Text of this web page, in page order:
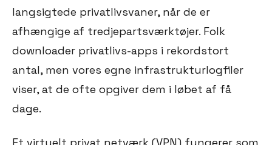
langsigtede privatlivsvaner, når de er
afhængige af tredjepartsværktøjer. Folk
downloader privatlivs-apps i rekordstort
antal, men vores egne infrastrukturlogfiler
viser, at de ofte opgiver dem i løbet af få
dage.
Et virtuelt privat netværk (VPN) fungerer som